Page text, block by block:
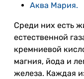
Аква Мария.
Среди них есть
естественной
кремниевой
магния, йода и
железа. Каждая